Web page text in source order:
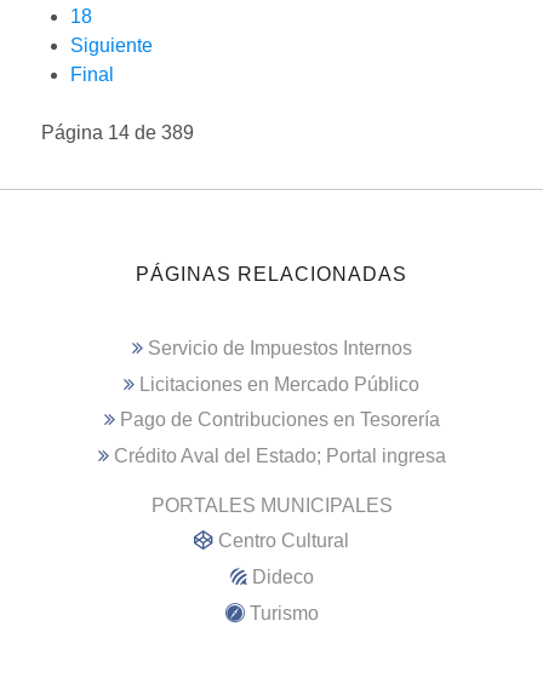
18
Siguiente
Final
Página 14 de 389
PÁGINAS RELACIONADAS
Servicio de Impuestos Internos
Licitaciones en Mercado Público
Pago de Contribuciones en Tesorería
Crédito Aval del Estado; Portal ingresa
PORTALES MUNICIPALES
Centro Cultural
Dideco
Turismo